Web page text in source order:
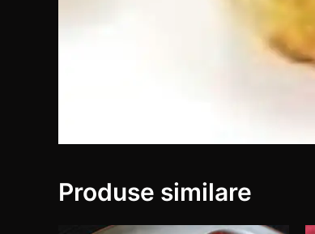
Produse similare